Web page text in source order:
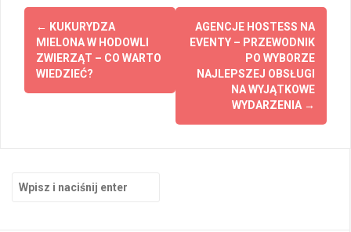
Zobacz
wpisy
← KUKURYDZA
MIELONA W HODOWLI
ZWIERZĄT – CO WARTO
WIEDZIEĆ?
AGENCJE HOSTESS NA
EVENTY – PRZEWODNIK
PO WYBORZE
NAJLEPSZEJ OBSŁUGI
NA WYJĄTKOWE
WYDARZENIA →